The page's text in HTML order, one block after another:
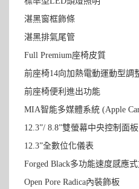
湛黑窗框飾條
湛黑排氣尾管
Full Premium座椅皮質
前座椅14向加熱電動運動型調
前座椅便利進出功能
MIA智能多媒體系統 (Apple
12.3”/ 8.8”雙螢幕中央控制面板
12.3”全數位化儀表
Forged Black多功能速度感應
Open Pore Radica內裝飾板